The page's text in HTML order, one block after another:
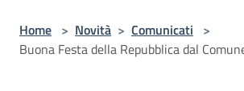
Home > Novità > Comunicati >
Buona Festa della Repubblica dal